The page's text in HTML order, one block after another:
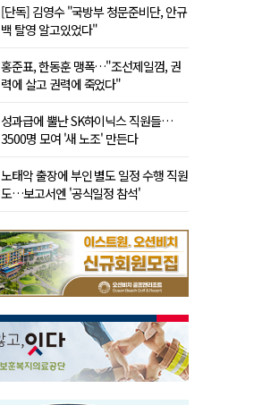
[단독] 김영수 "국방부 청문준비단, 안규
백 탈영 알고있었다"
홍준표, 한동훈 맹폭…"조선제일껌, 권
력에 살고 권력에 죽었다"
성과급에 뿔난 SK하이닉스 직원들…
3500명 모여 '새 노조' 만든다
노태악 출장에 부인 별도 일정 수행 직원
도…보고서엔 '공식일정 참석'